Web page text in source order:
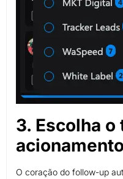
3. Escolha o
acionamento
O coração do follow-up